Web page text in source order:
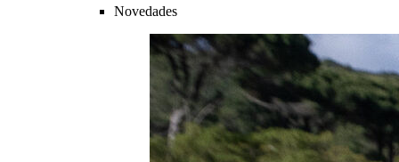
Novedades